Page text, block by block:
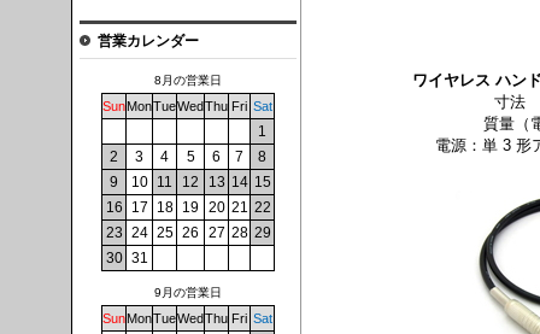
ワイヤレス ハン
寸法
質量（
電源：単 3 形
営業カレンダー
8月の営業日
SunMonTueWedThu Fri Sat
1
2
3 4 5 6 7
8
9
10 11 12 13 14 15
16
17 18 19 20 21 22
23 24 25 26 27 28 29
30 31
9月の営業日
SunMonTueWedThu Fri Sat